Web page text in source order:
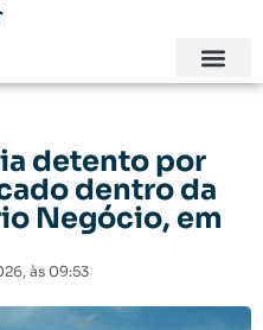
detento por
dentro da
Negócio, em
, às 09:53